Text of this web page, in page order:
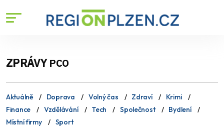
ZPRÁVYPCO
Aktuálně Doprava Volný čas Zdraví
Krimi
Finance
Vzdělávání Tech Společnost
Bydlení
Místní firmy
Sport